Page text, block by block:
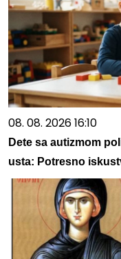
08. 08. 2026 16:10
Dete sa autizmom
usta: Potresno